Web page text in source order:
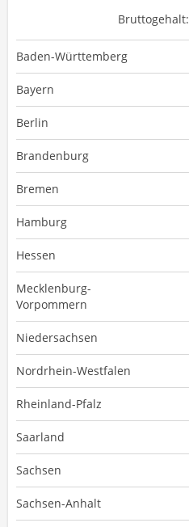
Bruttogehalt:
Baden-Württemberg
Bayern
Berlin
Brandenburg
Bremen
Hamburg
Hessen
Mecklenburg-
Vorpommern
Niedersachsen
Nordrhein-Westfalen
Rheinland-Pfalz
Saarland
Sachsen
Sachsen-Anhalt